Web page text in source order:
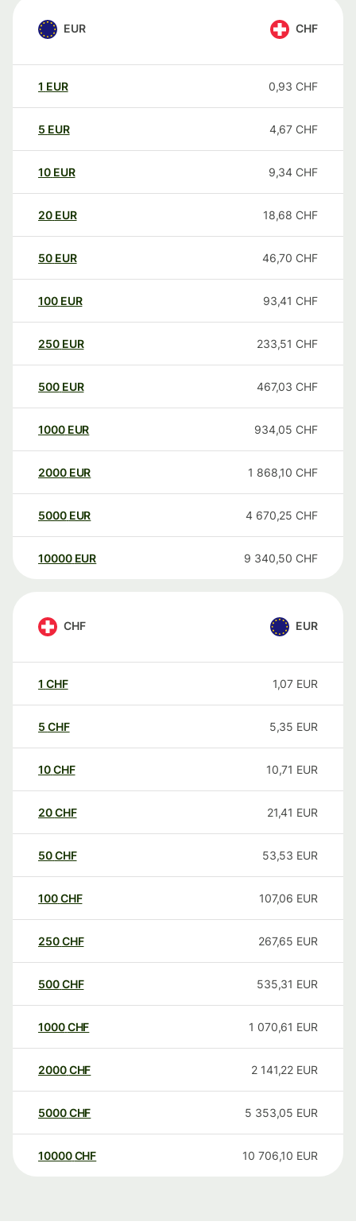
EUR CHF
1 EUR 0,93 CHF
5 EUR 4,67 CHF
10 EUR 9,34 CHF
20 EUR 18,68 CHF
50 EUR 46,70 CHF
100 EUR 93,41 CHF
250 EUR 233,51 CHF
500 EUR 467,03 CHF
1000 EUR 934,05 CHF
2000 EUR 1 868,10 CHF
5000 EUR 4 670,25 CHF
10000 EUR 9 340,50 CHF
CHF EUR
1 CHF 1,07 EUR
5 CHF 5,35 EUR
10CHF 10,71 EUR
20CHF 21,41 EUR
50CHF 53,53 EUR
100CHF 107,06 EUR
250CHF 267,65 EUR
500CHF 535,31 EUR
1000CHF 1 070,61 EUR
2000CHF 2 141,22 EUR
5000CHF 5 353,05 EUR
10000 CHF 10 706,10 EUR